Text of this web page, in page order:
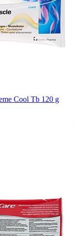
Cool Tb 120 g